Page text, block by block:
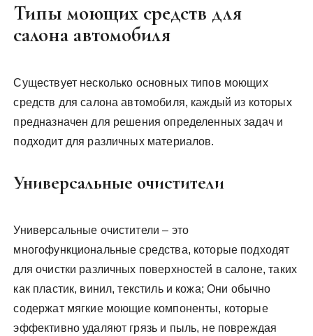
Типы моющих средств для
салона автомобиля
Существует несколько основных типов моющих
средств для салона автомобиля, каждый из которых
предназначен для решения определенных задач и
подходит для различных материалов.
Универсальные очистители
Универсальные очистители – это
многофункциональные средства, которые подходят
для очистки различных поверхностей в салоне, таких
как пластик, винил, текстиль и кожа; Они обычно
содержат мягкие моющие компоненты, которые
эффективно удаляют грязь и пыль, не повреждая